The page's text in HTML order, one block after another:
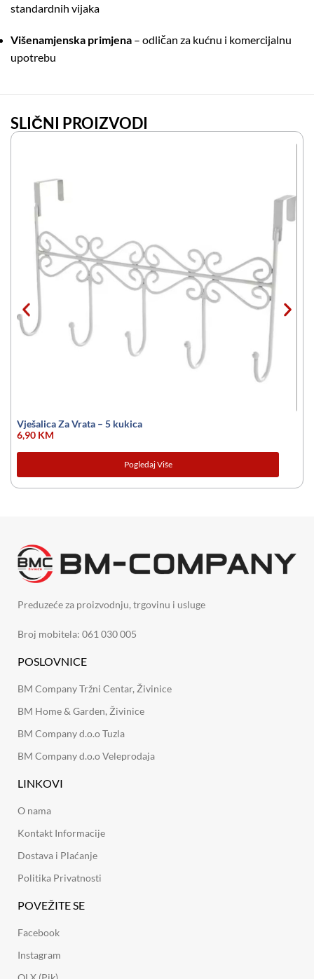
standardnih vijaka
Višenamjenska primjena – odličan za kućnu i komercijalnu
upotrebu
SLIČNI PROIZVODI
Vješalica Za Vrata – 5 kukica
6,90 KM
Pogledaj Više
Preduzeće za proizvodnju, trgovinu i usluge
Broj mobitela: 061 030 005
POSLOVNICE
BM Company Tržni Centar, Živinice
BM Home & Garden, Živinice
BM Company d.o.o Tuzla
BM Company d.o.o Veleprodaja
LINKOVI
O nama
Kontakt Informacije
Dostava i Plaćanje
Politika Privatnosti
POVEŽITE SE
Facebook
Instagram